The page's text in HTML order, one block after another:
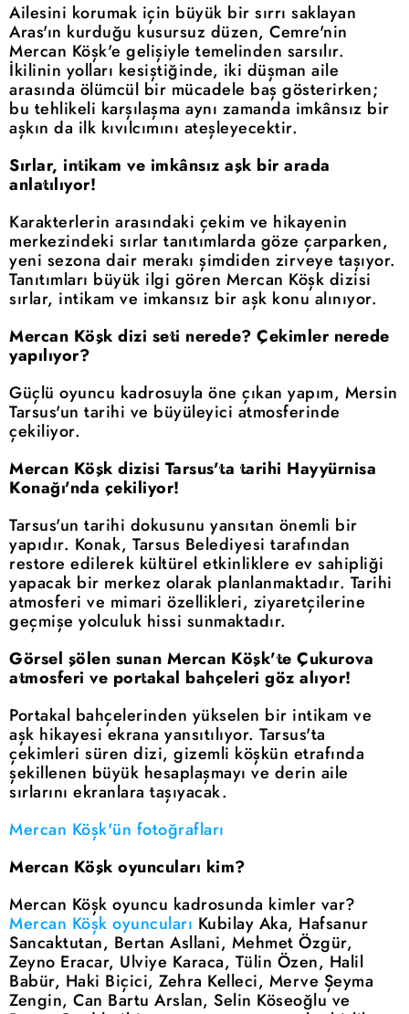
Ailesini korumak için büyük bir sırrı saklayan
Aras'ın kurduğu kusursuz düzen, Cemre'nin
Mercan Köşk'e gelişiyle temelinden sarsılır.
İkilinin yolları kesiştiğinde, iki düşman aile
arasında ölümcül bir mücadele baş gösterirken;
bu tehlikeli karşılaşma aynı zamanda imkânsız bir
aşkın da ilk kıvılcımını ateşleyecektir.
Sırlar, intikam ve imkânsız aşk bir arada
anlatılıyor!
Karakterlerin arasındaki çekim ve hikayenin
merkezindeki sırlar tanıtımlarda göze çarparken,
yeni sezona dair merakı şimdiden zirveye taşıyor.
Tanıtımları büyük ilgi gören Mercan Köşk dizisi
sırlar, intikam ve imkansız bir aşk konu alınıyor.
Mercan Köşk dizi seti nerede? Çekimler nerede
yapılıyor?
Güçlü oyuncu kadrosuyla öne çıkan yapım, Mersin
Tarsus'un tarihi ve büyüleyici atmosferinde
çekiliyor.
Mercan Köşk dizisi Tarsus'ta tarihi Hayyürnisa
Konağı'nda çekiliyor!
Tarsus'un tarihi dokusunu yansıtan önemli bir
yapıdır. Konak, Tarsus Belediyesi tarafından
restore edilerek kültürel etkinliklere ev sahipliği
yapacak bir merkez olarak planlanmaktadır. Tarihi
atmosferi ve mimari özellikleri, ziyaretçilerine
geçmişe yolculuk hissi sunmaktadır.
Görsel şölen sunan Mercan Köşk'te Çukurova
atmosferi ve portakal bahçeleri göz alıyor!
Portakal bahçelerinden yükselen bir intikam ve
aşk hikayesi ekrana yansıtılıyor. Tarsus'ta
çekimleri süren dizi, gizemli köşkün etrafında
şekillenen büyük hesaplaşmayı ve derin aile
sırlarını ekranlara taşıyacak.
Mercan Köşk'ün fotoğrafları
Mercan Köşk oyuncuları kim?
Mercan Köşk oyuncu kadrosunda kimler var?
Mercan Köşk oyuncuları Kubilay Aka, Hafsanur
Sancaktutan, Bertan Asllani, Mehmet Özgür,
Zeyno Eracar, Ulviye Karaca, Tülin Özen, Halil
Babür, Haki Biçici, Zehra Kelleci, Merve Şeyma
Zengin, Can Bartu Arslan, Selin Köseoğlu ve